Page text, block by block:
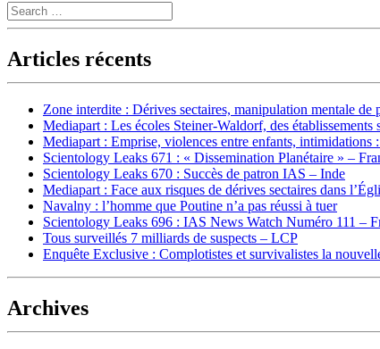
Search
Articles récents
Zone interdite : Dérives sectaires, manipulation mentale de
Mediapart : Les écoles Steiner-Waldorf, des établissements
Mediapart : Emprise, violences entre enfants, intimidations
Scientology Leaks 671 : « Dissemination Planétaire » –
Scientology Leaks 670 : Succès de patron IAS – Inde
Mediapart : Face aux risques de dérives sectaires dans
Navalny : l’homme que Poutine n’a pas réussi à tuer
Scientology Leaks 696 : IAS News Watch Numéro 111 –
Tous surveillés 7 milliards de suspects – LCP
Enquête Exclusive : Complotistes et survivalistes la
Archives